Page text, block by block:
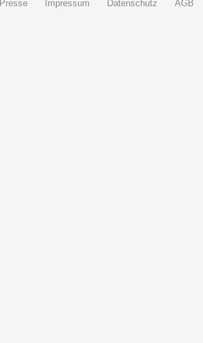
Presse Impressum Datenschutz AGB